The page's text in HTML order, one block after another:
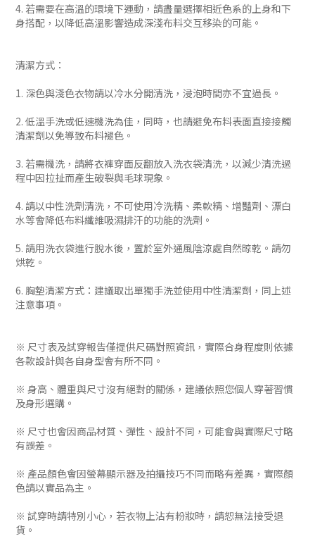
4. 若需要在高溫的環境下運動，請盡量選擇相近色系的上身和下
身搭配，以降低高溫影響造成深淺布料交互移染的可能。
清潔方式：
1. 深色與淺色衣物請以冷水分開清洗，浸泡時間亦不宜過長。
2. 低溫手洗或低速機洗為佳，同時，也請避免布料表面直接接觸
清潔劑以免導致布料褪色。
3. 若需機洗，請將衣褲穿面反翻放入洗衣袋清洗，以減少清洗過
程中因拉扯而產生破裂與毛球現象。
4. 請以中性洗劑清洗，不可使用冷洗精、柔軟精、增豔劑、漂白
水等會降低布料纖維吸濕排汗的功能的洗劑。
5. 請用洗衣袋進行脫水後，置於室外通風陰涼處自然晾乾。請勿
烘乾。
6. 胸墊清潔方式：建議取出單獨手洗並使用中性清潔劑，同上述
注意事項。
※ 尺寸表及試穿報告僅提供尺碼對照資訊，實際合身程度則依據
各款設計與各自身型會有所不同。
※ 身高、體重與尺寸沒有絕對的關係，建議依照您個人穿著習慣
及身形選購。
※ 尺寸也會因商品材質、彈性、設計不同，可能會與實際尺寸略
有誤差。
※ 產品顏色會因螢幕顯示器及拍攝技巧不同而略有差異，實際顏
色請以實品為主。
※ 試穿時請特別小心，若衣物上沾有粉妝時，請恕無法接受退
貨。